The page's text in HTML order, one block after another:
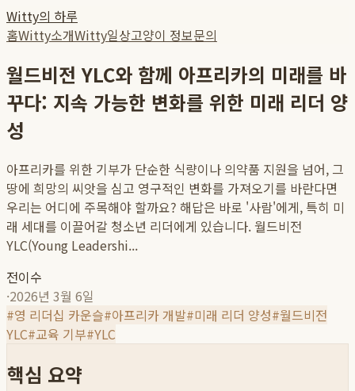
Witty의 하루
홈Witty소개Witty일상고양이 정보문의
월드비전 YLC와 함께 아프리카의 미래를 바
꾸다: 지속 가능한 변화를 위한 미래 리더 양
성
아프리카를 위한 기부가 단순한 식량이나 의약품 지원을 넘어, 그
땅에 희망의 씨앗을 심고 영구적인 변화를 가져오기를 바란다면
우리는 어디에 주목해야 할까요? 해답은 바로 '사람'에게, 특히 미
래 세대를 이끌어갈 청소년 리더에게 있습니다. 월드비전
YLC(Young Leadershi...
전이수
·2026년 3월 6일
#영 리더십 카운슬#아프리카 개발#미래 리더 양성#월드비전
YLC#교육 기부#YLC
핵심 요약